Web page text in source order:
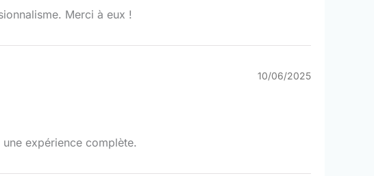
Merci à eux !
10/06/2025
expérience complète.